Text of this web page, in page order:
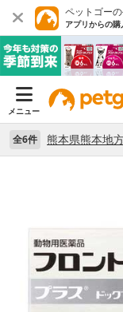
ペットゴー
アプリからの
メニュー
全6件